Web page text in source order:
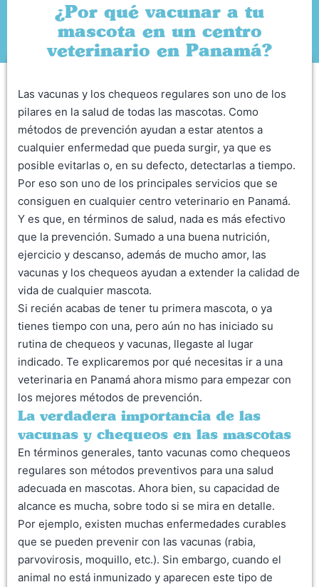
¿Por qué vacunar a tu
mascota en un centro
veterinario en Panamá?
Las vacunas y los chequeos regulares son uno de los
pilares en la salud de todas las mascotas. Como
métodos de prevención ayudan a estar atentos a
cualquier enfermedad que pueda surgir, ya que es
posible evitarlas o, en su defecto, detectarlas a tiempo.
Por eso son uno de los principales servicios que se
consiguen en cualquier centro veterinario en Panamá.
Y es que, en términos de salud, nada es más efectivo
que la prevención. Sumado a una buena nutrición,
ejercicio y descanso, además de mucho amor, las
vacunas y los chequeos ayudan a extender la calidad de
vida de cualquier mascota.
Si recién acabas de tener tu primera mascota, o ya
tienes tiempo con una, pero aún no has iniciado su
rutina de chequeos y vacunas, llegaste al lugar
indicado. Te explicaremos por qué necesitas ir a una
veterinaria en Panamá ahora mismo para empezar con
los mejores métodos de prevención.
La verdadera importancia de las
vacunas y chequeos en las mascotas
En términos generales, tanto vacunas como chequeos
regulares son métodos preventivos para una salud
adecuada en mascotas. Ahora bien, su capacidad de
alcance es mucha, sobre todo si se mira en detalle.
Por ejemplo, existen muchas enfermedades curables
que se pueden prevenir con las vacunas (rabia,
parvovirosis, moquillo, etc.). Sin embargo, cuando el
animal no está inmunizado y aparecen este tipo de